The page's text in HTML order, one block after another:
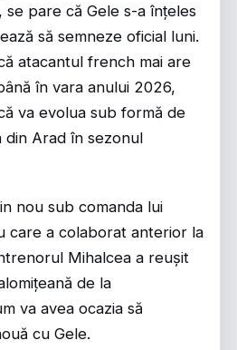
pare că Gele s-a înțeles
să semneze oficial luni.
atacantul french mai are
în vara anului 2026,
va evolua sub formă de
Arad în sezonul
nou sub comanda lui
care a colaborat anterior la
Mihalcea a reușit
de la
va avea ocazia să
cu Gele.